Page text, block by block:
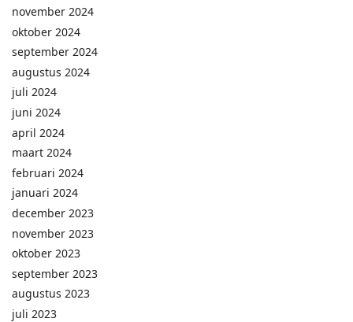
november 2024
oktober 2024
september 2024
augustus 2024
juli 2024
juni 2024
april 2024
maart 2024
februari 2024
januari 2024
december 2023
november 2023
oktober 2023
september 2023
augustus 2023
juli 2023